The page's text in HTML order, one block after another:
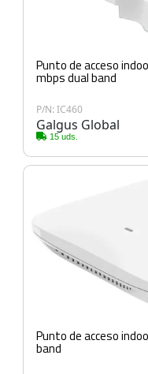
Punto de acceso
mbps dual band
P/N: IC460
Galgus Global
15 uds.
Punto de acceso
band